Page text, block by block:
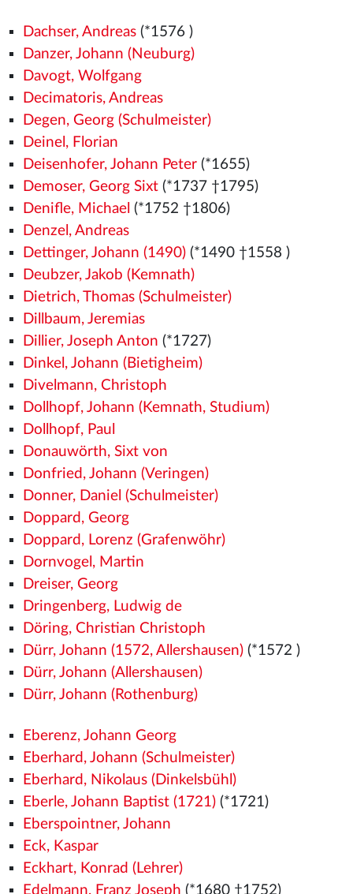
Dachser, Andreas(*1576 )
Danzer, Johann (Neuburg)
Davogt, Wolfgang
Decimatoris, Andreas
Degen, Georg (Schulmeister)
Deinel, Florian
Deisenhofer, Johann Peter(*1655)
Demoser, Georg Sixt(*1737 †1795)
Denifle, Michael (*1752 †1806)
Denzel, Andreas
Dettinger, Johann (1490)(*1490 †1558 )
Deubzer, Jakob (Kemnath)
Dietrich, Thomas (Schulmeister)
Dillbaum, Jeremias
Dillier, Joseph Anton (*1727)
Dinkel, Johann (Bietigheim)
Divelmann, Christoph
Dollhopf, Johann (Kemnath, Studium)
Dollhopf, Paul
Donauwörth, Sixt von
Donfried, Johann (Veringen)
Donner, Daniel (Schulmeister)
Doppard, Georg
Doppard, Lorenz (Grafenwöhr)
Dornvogel, Martin
Dreiser, Georg
Dringenberg, Ludwig de
Döring, Christian Christoph
Dürr, Johann (1572, Allershausen)(*1572 )
Dürr, Johann (Allershausen)
Dürr, Johann (Rothenburg)
Eberenz, Johann Georg
Eberhard, Johann (Schulmeister)
Eberhard, Nikolaus (Dinkelsbühl)
Eberle, Johann Baptist (1721)(*1721)
Eberspointner, Johann
Eck, Kaspar
Eckhart, Konrad (Lehrer)
Edelmann, Franz Joseph (*1680 †1752)